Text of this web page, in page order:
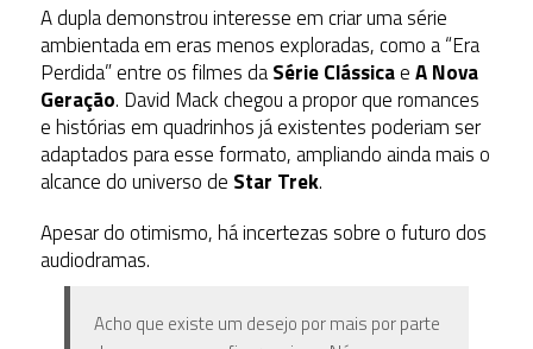
A duplademonstrou interesse em criar uma série
ambientada em eras menos exploradas, como a “Era
Perdida” entre os filmes daSérie ClássicaeA Nova
Geração. David Mack chegou a propor que romances
e histórias em quadrinhos já existentes poderiam ser
adaptados para esse formato, ampliando ainda mais o
alcance do universo de Star Trek.
Apesar do otimismo, há incertezas sobre o futuro dos
audiodramas.
Acho que existe um desejo por mais por parte